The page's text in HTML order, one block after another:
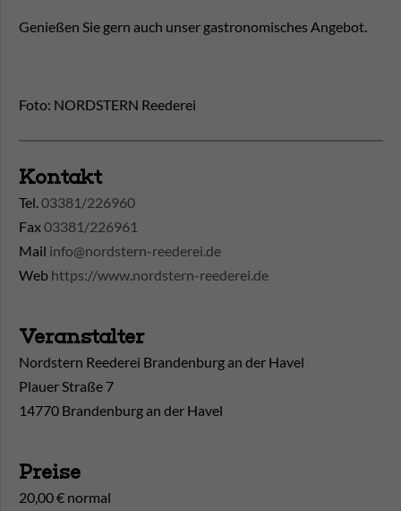
Genießen Sie gern auch unser gastronomisches Angebot.
Foto: NORDSTERN Reederei
Kontakt
Tel.03381/226960
Fax03381/226961
Mail info@nordstern-reederei.de
Web https://www.nordstern-reederei.de
Veranstalter
Nordstern Reederei Brandenburg an der Havel
Plauer Straße 7
14770 Brandenburg an der Havel
Preise
20,00 € normal